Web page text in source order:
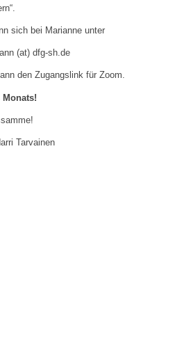
sich bei Marianne unter
(at) dfg-sh.de
den Zugangslink für Zoom.
Tarvainen